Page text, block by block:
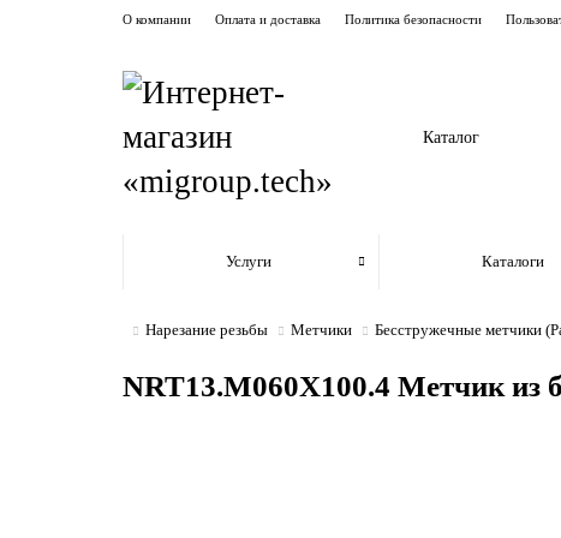
О компании Оплата и доставка Политика безопасности
Каталог
Услуги Каталоги
Нарезание резьбы Метчики Бесстружечные метчики
NRT13.M060X100.4 Метчик из